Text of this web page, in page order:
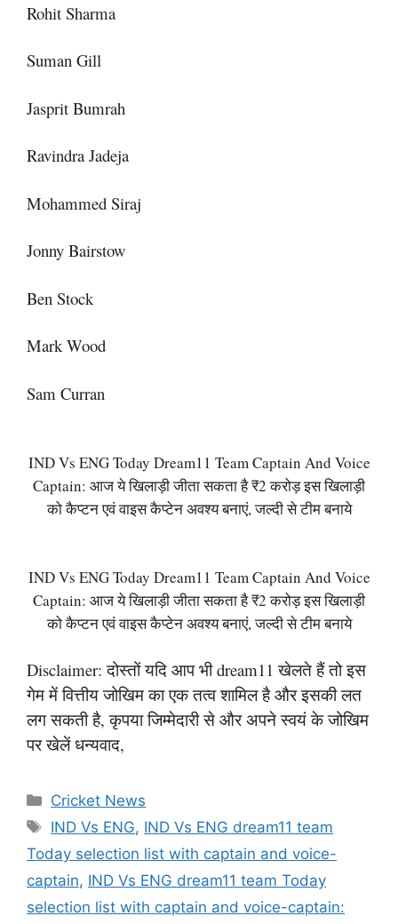
Rohit Sharma
Suman Gill
Jasprit Bumrah
Ravindra Jadeja
Mohammed Siraj
Jonny Bairstow
Ben Stock
Mark Wood
Sam Curran
IND Vs ENG Today Dream11 Team Captain And Voice
Captain: आज ये खिलाड़ी जीता सकता है ₹2 करोड़ इस खिलाड़ी
को कैप्टन एवं वाइस कैप्टेन अवश्य बनाएं, जल्दी से टीम बनाये
IND Vs ENG Today Dream11 Team Captain And Voice
Captain: आज ये खिलाड़ी जीता सकता है ₹2 करोड़ इस खिलाड़ी
को कैप्टन एवं वाइस कैप्टेन अवश्य बनाएं, जल्दी से टीम बनाये
Disclaimer: दोस्तों यदि आप भी dream11 खेलते हैं तो इस
गेम में वित्तीय जोखिम का एक तत्व शामिल है और इसकी लत
लग सकती है, कृपया जिम्मेदारी से और अपने स्वयं के जोखिम
पर खेलें धन्यवाद,
Categories
Cricket News
Tags
IND Vs ENG, IND Vs ENG dream11 team
Today selection list with captain and voice-
captain, IND Vs ENG dream11 team Today
selection list with captain and voice-captain: